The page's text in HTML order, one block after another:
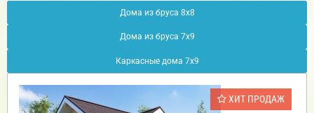
Дома из бруса 8х8
Дома из бруса 7х9
Каркасные дома 7х9
ХИТ ПРОДАЖ